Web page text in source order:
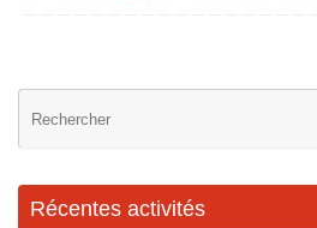
b
o
k
n
dI
Récentes activités